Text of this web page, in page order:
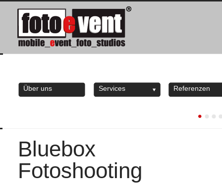
Bluebox
Fotoshooting
Über uns Services Referenzen